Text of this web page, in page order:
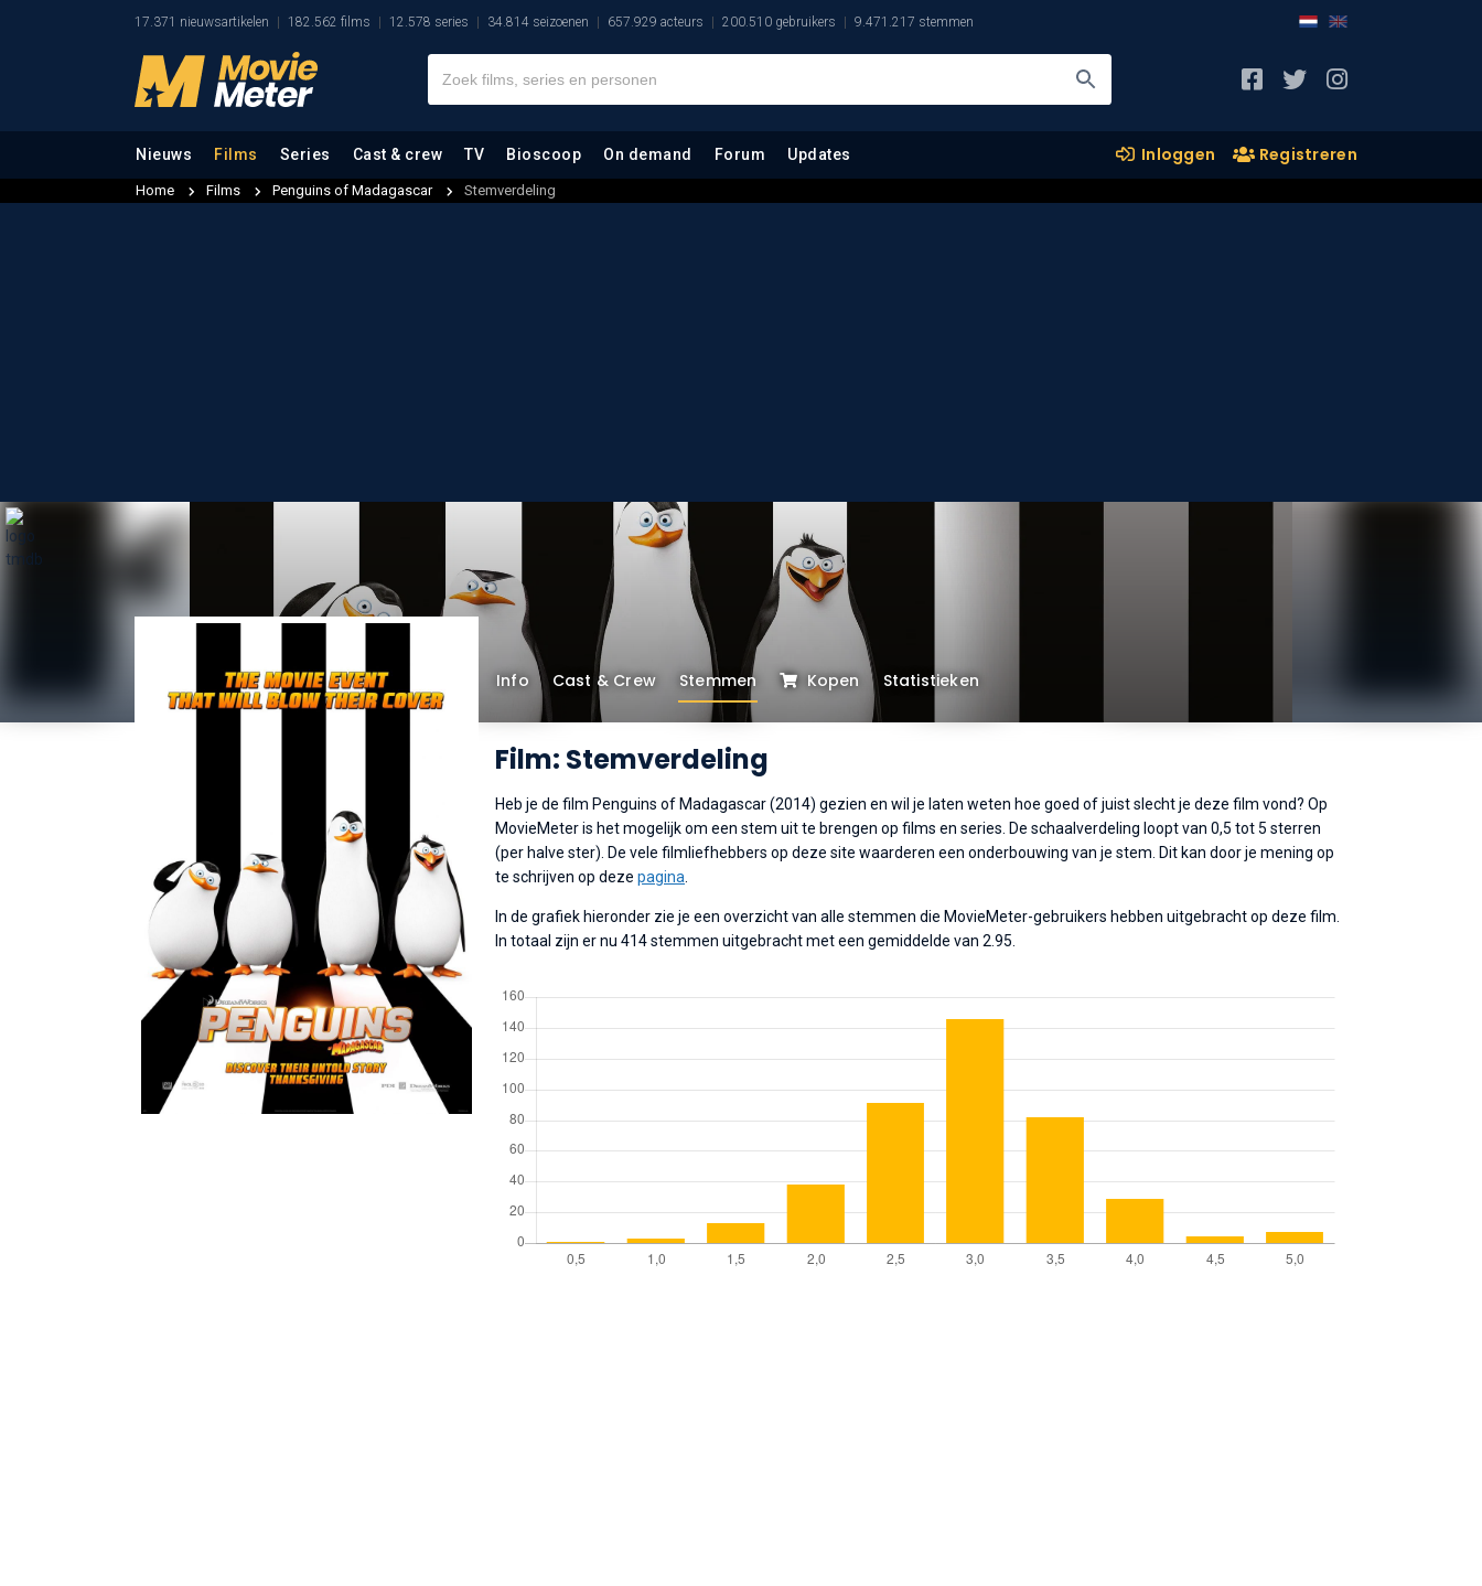
17.371 nieuwsartikelen 182.562 films 12.578 series 34.814 seizoenen 657.929 acteurs 200.510 gebruikers 9.471.217 stemmen
Nieuws Films Series Cast & crew TV Bioscoop On demand Forum Updates Inloggen Registreren
Home Films Penguins of Madagascar Stemverdeling
Info Cast & Crew Stemmen Kopen Statistieken
Film: Stemverdeling
Heb je de film Penguins of Madagascar (2014) gezien en wil je laten weten hoe goed of juist slecht je deze film vond? Op
MovieMeter is het mogelijk om een stem uit te brengen op films en series. De schaalverdeling loopt van 0,5 tot 5 sterren
(per halve ster). De vele filmliefhebbers op deze site waarderen een onderbouwing van je stem. Dit kan door je mening op
te schrijven op deze pagina
In de grafiek hieronder zie je een overzicht van alle stemmen die MovieMeter-gebruikers hebben uitgebracht op deze film.
In totaal zijn er nu 414 stemmen uitgebracht met een gemiddelde van 2.95.